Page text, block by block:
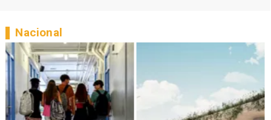
Nacional